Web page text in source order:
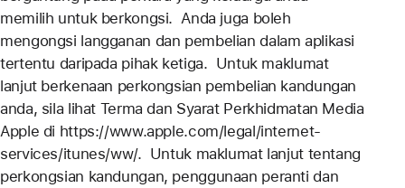
memilih untuk berkongsi. Anda juga boleh
mengongsi langganan dan pembelian dalam aplikasi
tertentu daripada pihak ketiga. Untuk maklumat
lanjut berkenaan perkongsian pembelian kandungan
anda, sila lihat Terma dan Syarat Perkhidmatan Media
Apple di https://www.apple.com/legal/internet-
services/itunes/ww/. Untuk maklumat lanjut tentang
perkongsian kandungan, penggunaan peranti dan